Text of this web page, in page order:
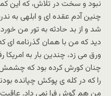
نبود و سخت در تلاش، که این
چنین آدم عقده ای و ابلهی به
شد و از بد حادثه به تور من
دید که من با همان گذرنامه
ورق می زد، چندین بار به
چنان کورش کرده بود که
را که در کله ی پوکش چپانده